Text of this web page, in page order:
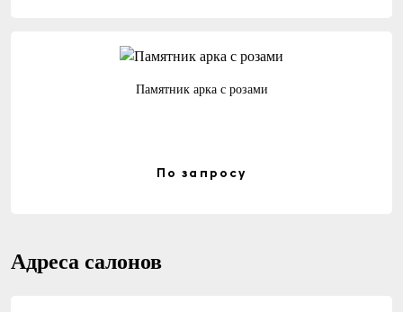
Памятник арка с розами
По запросу
Адреса салонов